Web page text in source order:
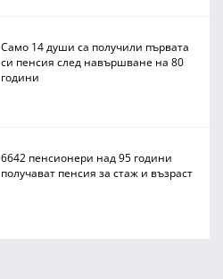
Само 14 души са получили първата
си пенсия след навършване на 80
години
6642 пенсионери над 95 години
получават пенсия за стаж и възраст